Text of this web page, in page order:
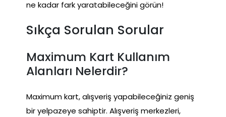
ne kadar fark yaratabileceğini görün!
Sıkça Sorulan Sorular
Maximum Kart Kullanım
Alanları Nelerdir?
Maximum kart, alışveriş yapabileceğiniz geniş
bir yelpazeye sahiptir. Alışveriş merkezleri,